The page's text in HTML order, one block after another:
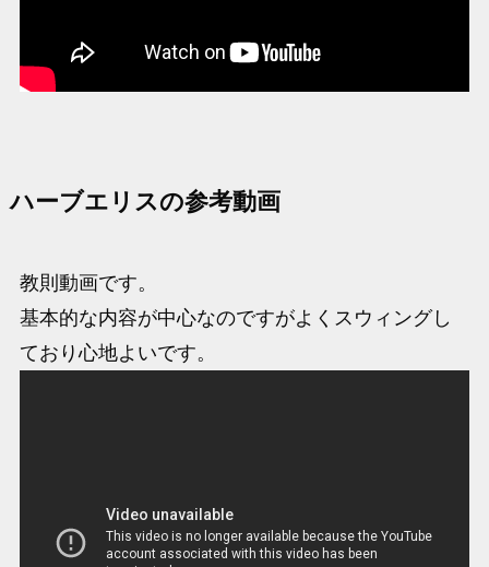
ハーブエリスの参考動画
教則動画です。
基本的な内容が中心なのですがよくスウィングし
ており心地よいです。